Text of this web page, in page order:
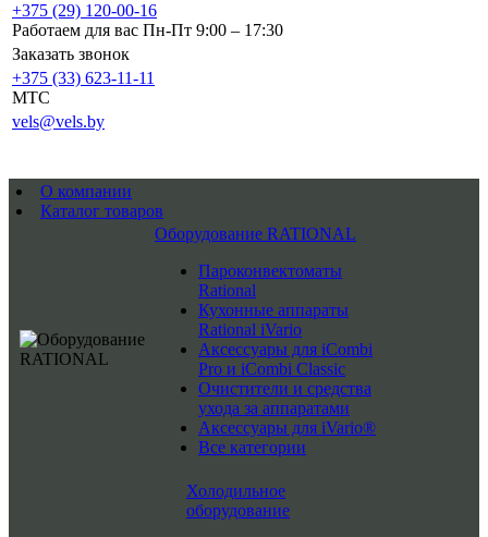
+375 (29) 120-00-16
Работаем для вас Пн-Пт 9:00 – 17:30
Заказать звонок
+375 (33) 623-11-11
MTC
vels@vels.by
О компании
Каталог товаров
Оборудование RATIONAL
Пароконвектоматы
Rational
Кухонные аппараты
Rational iVario
Аксессуары для iCombi
Pro и iCombi Classic
Очистители и средства
ухода за аппаратами
Аксессуары для iVario®
Все категории
Холодильное
оборудование